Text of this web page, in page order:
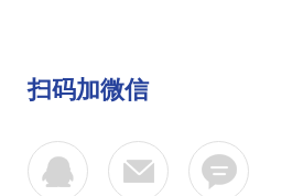
扫码加微信